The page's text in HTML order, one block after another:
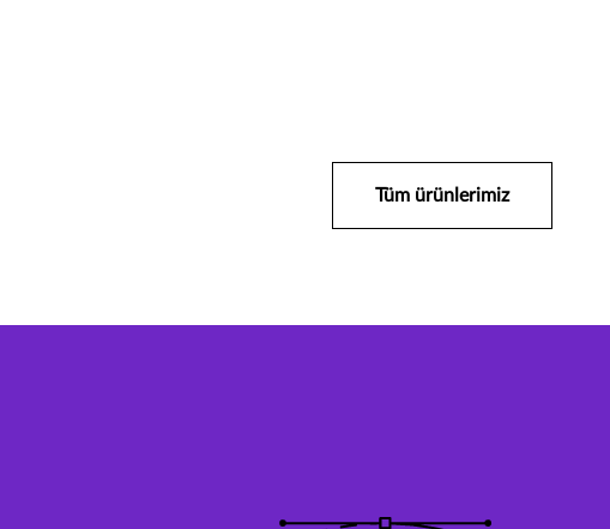
Tüm ürünlerimiz